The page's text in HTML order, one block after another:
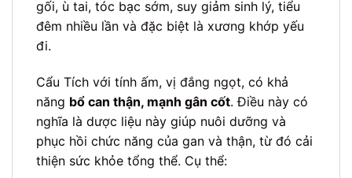
gối, ù tai, tóc bạc sớm, suy giảm sinh lý, tiểu
đêm nhiều lần và đặc biệt là xương khớp yếu
đi.
Cẩu Tích với tính ấm, vị đắng ngọt, có khả
năng bổ can thận, mạnh gân cốt. Điều này có
nghĩa là dược liệu này giúp nuôi dưỡng và
phục hồi chức năng của gan và thận, từ đó cải
thiện sức khỏe tổng thể. Cụ thể: